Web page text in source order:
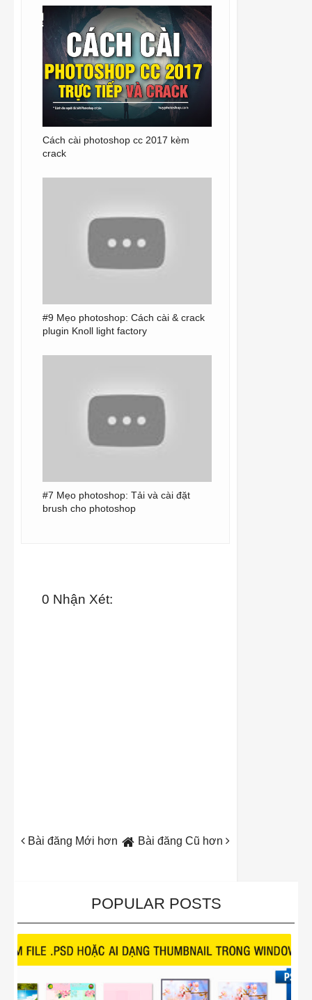
Cách cài photoshop cc 2017 kèm
crack
#9 Mẹo photoshop: Cách cài & crack
plugin Knoll light factory
#7 Mẹo photoshop: Tải và cài đặt
brush cho photoshop
0 Nhận Xét:
Bài đăng Mới hơn Bài đăng Cũ hơn
POPULAR POSTS